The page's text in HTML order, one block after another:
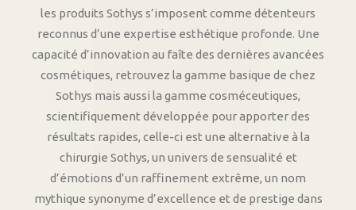
les produits Sothys s’imposent comme détenteurs
reconnus d’une expertise esthétique profonde. Une
capacité d’innovation au faîte des dernières avancées
cosmétiques, retrouvez la gamme basique de chez
Sothys mais aussi la gamme cosméceutiques,
scientifiquement développée pour apporter des
résultats rapides, celle-ci est une alternative à la
chirurgie Sothys, un univers de sensualité et
d’émotions d’un raffinement extrême, un nom
mythique synonyme d’excellence et de prestige dans